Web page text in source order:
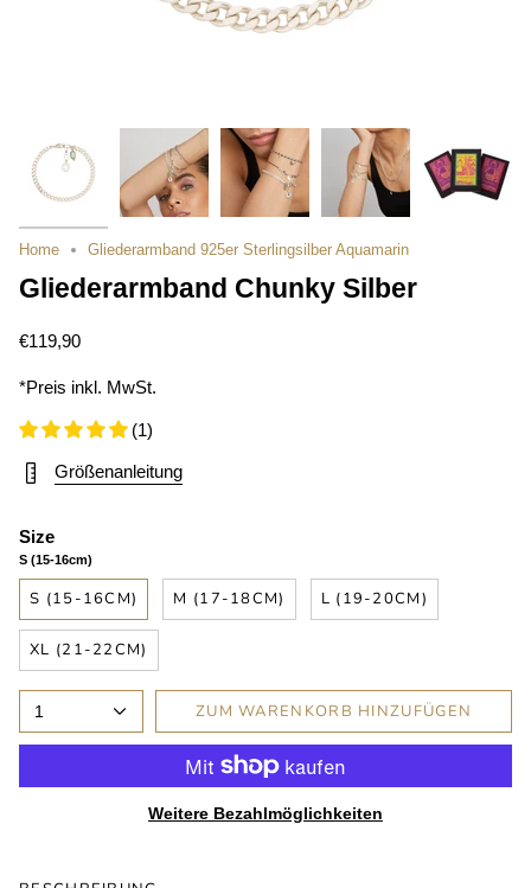
Home Gliederarmband 925er Sterlingsilber Aquamarin
Gliederarmband Chunky Silber
€119,90
*Preis inkl. MwSt.
(1)
Größenanleitung
Size
S (15-16cm)
S (15-16CM) M (17-18CM) L (19-20CM)
XL (21-22CM)
1 ZUM WARENKORB HINZUFÜGEN
Weitere Bezahlmöglichkeiten